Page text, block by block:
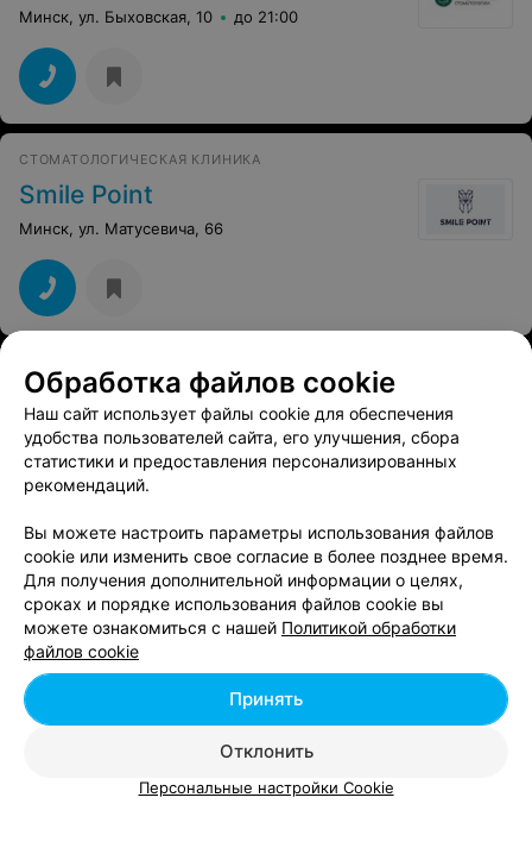
Минск, ул. Быховская, 10 до 21:00
СТОМАТОЛОГИЧЕСКАЯ КЛИНИКА
Smile Point
Минск, ул. Матусевича, 66
Обработка файлов cookie
Наш сайт использует файлы cookie для обеспечения
удобства пользователей сайта, его улучшения, сбора
статистики и предоставления персонализированных
рекомендаций.
Вы можете настроить параметры использования файлов
cookie или изменить свое согласие в более позднее время.
Для получения дополнительной информации о целях,
сроках и порядке использования файлов cookie вы
можете ознакомиться с нашей Политикой обработки
файлов cookie
Отклонить
Принять
Персональные настройки Cookie